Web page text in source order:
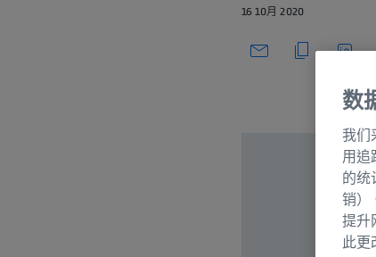
16 10月 2020
数
我们
用追
的统
销）
提升
此更